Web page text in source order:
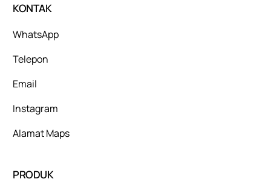
KONTAK
WhatsApp
Telepon
Email
Instagram
Alamat Maps
PRODUK